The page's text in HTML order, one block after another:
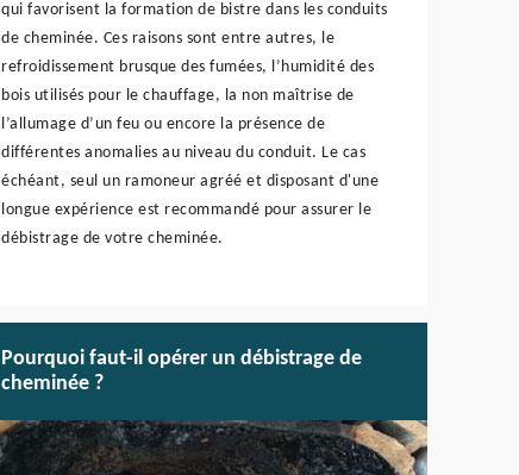
qui favorisent la formation de bistre dans les conduits
de cheminée. Ces raisons sont entre autres, le
refroidissement brusque des fumées, l’humidité des
bois utilisés pour le chauffage, la non maîtrise de
l’allumage d’un feu ou encore la présence de
différentes anomalies au niveau du conduit. Le cas
échéant, seul un ramoneur agréé et disposant d'une
longue expérience est recommandé pour assurer le
débistrage de votre cheminée.
Pourquoi faut-il opérer un débistrage de
cheminée ?